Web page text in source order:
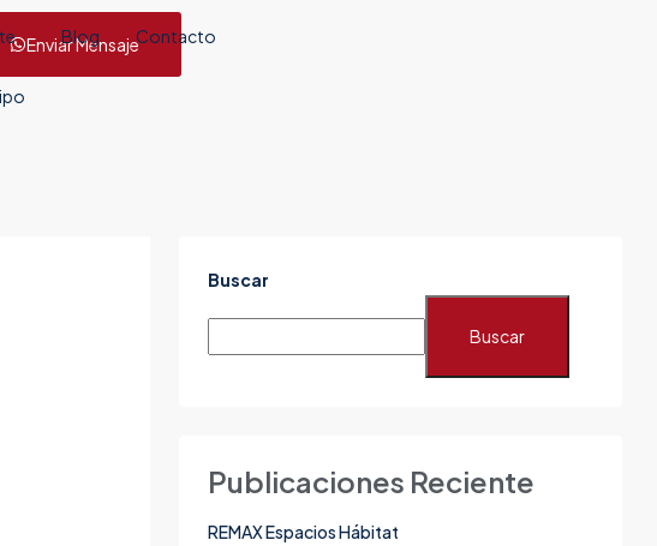
Blog Contacto
Enviar Mensaje
Buscar
Buscar
Publicaciones Reciente
REMAX Espacios Hábitat